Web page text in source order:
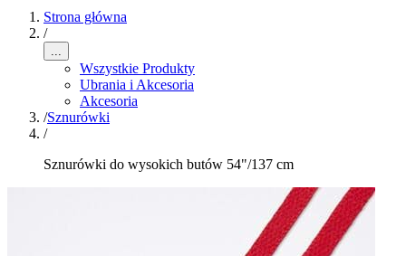
Strona główna
/
...
Wszystkie Produkty
Ubrania i Akcesoria
Akcesoria
/Sznurówki
/
Sznurówki do wysokich butów 54"/137 cm